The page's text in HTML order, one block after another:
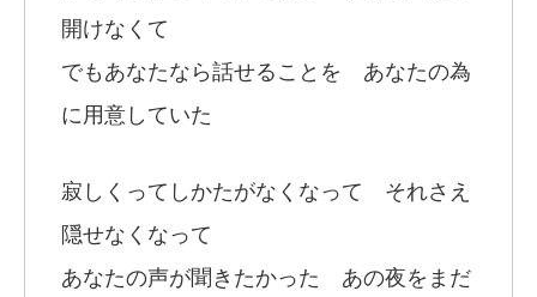
開けなくて
でもあなたなら話せることを あなたの為
に用意していた
寂しくってしかたがなくなって それさえ
隠せなくなって
あなたの声が聞きたかった あの夜をまだ